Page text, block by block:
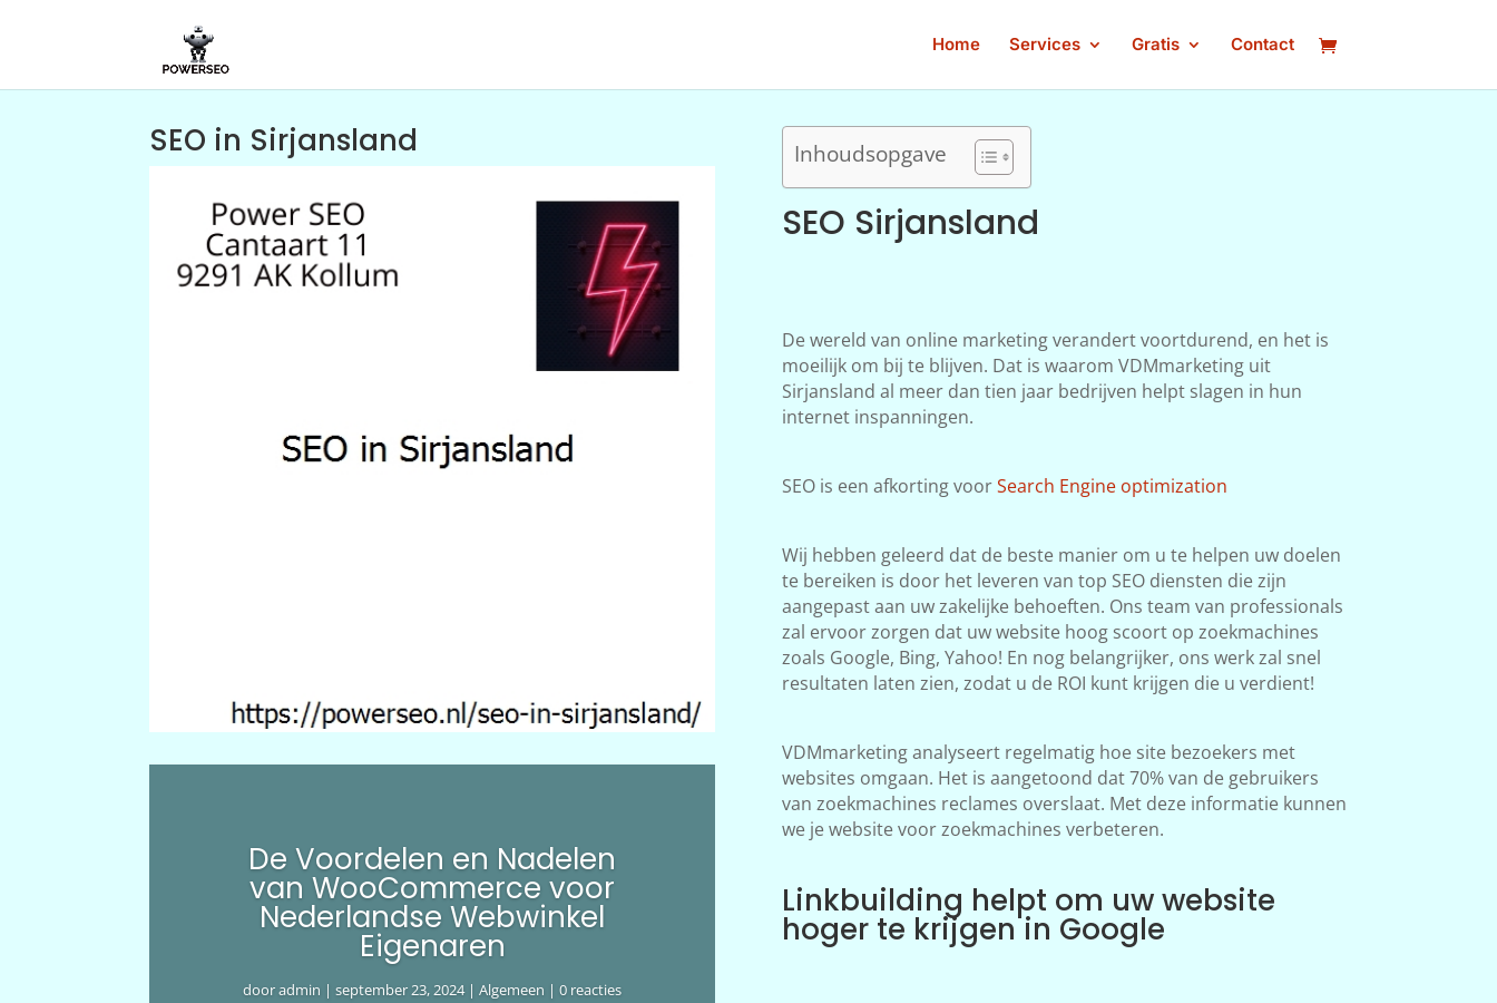
Home Services Gratis Contact
SEO in Sirjansland
De Voordelen en Nadelen
van WooCommerce voor
Nederlandse Webwinkel
Eigenaren
dooradmin |september 23, 2024|Algemeen | 0 reacties
Inhoudsopgave
SEO Sirjansland
De wereld van online marketing verandert voortdurend, en het is
moeilijk om bij te blijven. Dat is waarom VDMmarketing uit
Sirjansland al meer dan tien jaar bedrijven helpt slagen in hun
internet inspanningen.
SEO is een afkorting voorSearch Engine optimization
Wij hebben geleerd dat de beste manier om u te helpen uw doelen
te bereiken is door het leveren van top SEO diensten die zijn
aangepast aan uw zakelijke behoeften. Ons team van professionals
zal ervoor zorgen dat uw website hoog scoort op zoekmachines
zoals Google, Bing, Yahoo! En nog belangrijker, ons werk zal snel
resultaten laten zien, zodat u de ROI kunt krijgen die u verdient!
VDMmarketing analyseert regelmatig hoe site bezoekers met
websites omgaan. Het is aangetoond dat 70% van de gebruikers
van zoekmachines reclames overslaat. Met deze informatie kunnen
we je website voor zoekmachines verbeteren.
Linkbuilding helpt om uw website
hoger te krijgen in Google